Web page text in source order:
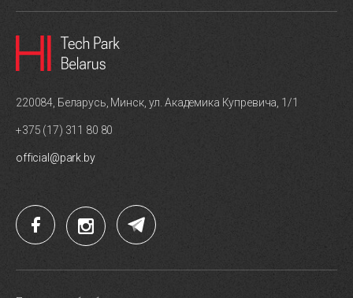
220084, Беларусь, Минск, ул. Академика Купревича, 1/1
+375 (17) 311 80 80
official@park.by